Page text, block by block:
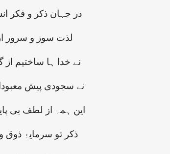
در جہان ذکر و فکر
لذت سوز و سرور از
نے خدا ہا ساختیم
نے سجودی پیش
این ہمہ از لطف بی
ذکر تو سرمایۂ ذوق